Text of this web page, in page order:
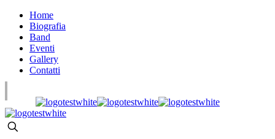
Home
Biografia
Band
Eventi
Gallery
Contatti